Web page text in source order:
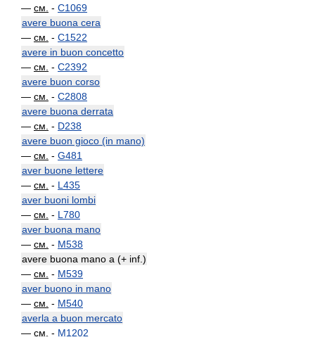
— см. - C1069
avere buona cera
— см. - C1522
avere in buon concetto
— см. - C2392
avere buon corso
— см. - C2808
avere buona derrata
— см. - D238
avere buon gioco (in mano)
— см. - G481
aver buone lettere
— см. - L435
aver buoni lombi
— см. - L780
aver buona mano
— см. - M538
avere buona mano a (+ inf.)
— см. - M539
aver buono in mano
— см. - M540
averla a buon mercato
— см. - M1202